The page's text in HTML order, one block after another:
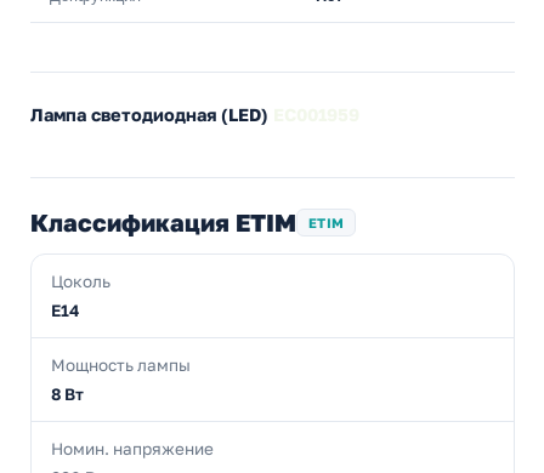
Лампа светодиодная (LED)
Классификация ETIM ETIM
Цоколь
E14
Мощность лампы
8 Вт
Номин. напряжение